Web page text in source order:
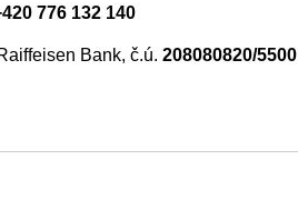
776 132 140
Bank, č.ú. 208080820/5500